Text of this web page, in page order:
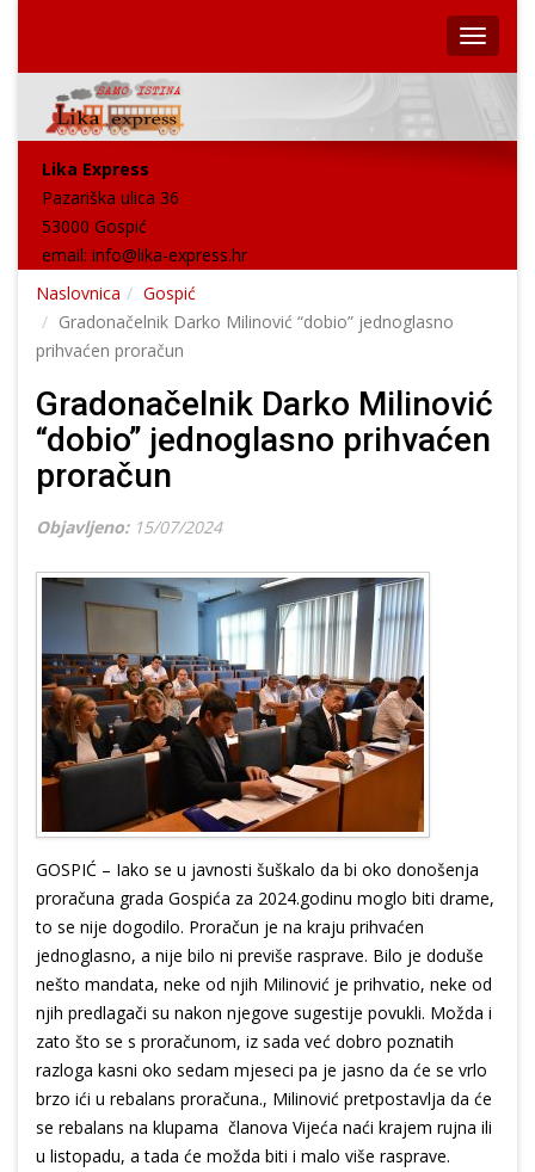
Lika Express
Pazariška ulica 36
53000 Gospić
email: info@lika-express.hr
Naslovnica
Gospić
Gradonačelnik Darko Milinović “dobio” jednoglasno
prihvaćen proračun
Gradonačelnik Darko Milinović
“dobio” jednoglasno prihvaćen
proračun
Objavljeno: 15/07/2024
GOSPIĆ – Iako se u javnosti šuškalo da bi oko donošenja
proračuna grada Gospića za 2024.godinu moglo biti drame,
to se nije dogodilo. Proračun je na kraju prihvaćen
jednoglasno, a nije bilo ni previše rasprave. Bilo je doduše
nešto mandata, neke od njih Milinović je prihvatio, neke od
njih predlagači su nakon njegove sugestije povukli. Možda i
zato što se s proračunom, iz sada već dobro poznatih
razloga kasni oko sedam mjeseci pa je jasno da će se vrlo
brzo ići u rebalans proračuna., Milinović pretpostavlja da će
se rebalans na klupama članova Vijeća naći krajem rujna ili
u listopadu, a tada će možda biti i malo više rasprave.